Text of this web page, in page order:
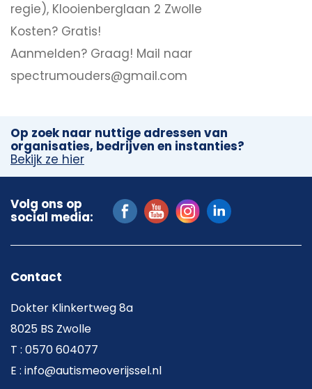
regie), Klooienberglaan 2 Zwolle
Kosten? Gratis!
Aanmelden? Graag! Mail naar
spectrumouders@gmail.com
Op zoek naar nuttige adressen van
organisaties, bedrijven en instanties?
Bekijk ze hier
Volg ons op
social media:
Contact
Dokter Klinkertweg 8a
8025 BS Zwolle
T : 0570 604077
E : info@autismeoverijssel.nl